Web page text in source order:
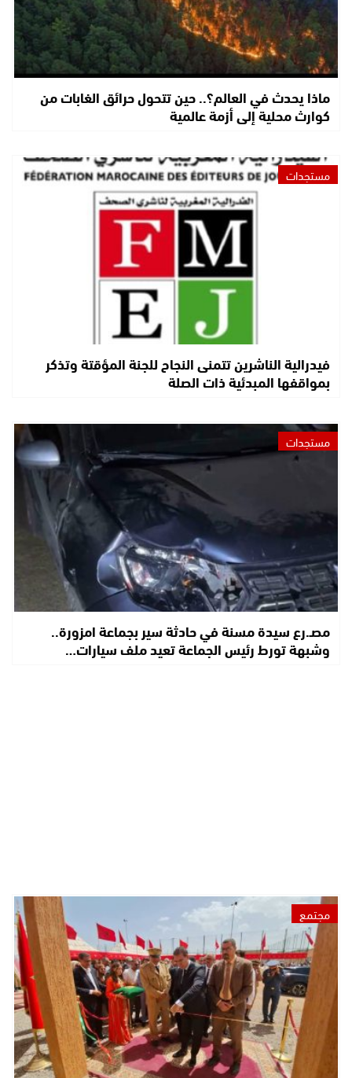
ماذا يحدث في العالم؟.. حين تتحول حرائق الغابات من
كوارث محلية إلى أزمة عالمية
مستجدات
فيدرالية الناشرين تتمنى النجاح للجنة المؤقتة وتذكر
بمواقفها المبدئية ذات الصلة
مستجدات
مصـ.رع سيدة مسنة في حادثة سير بجماعة امزورة..
وشبهة تورط رئيس الجماعة تعيد ملف سيارات…
مجتمع